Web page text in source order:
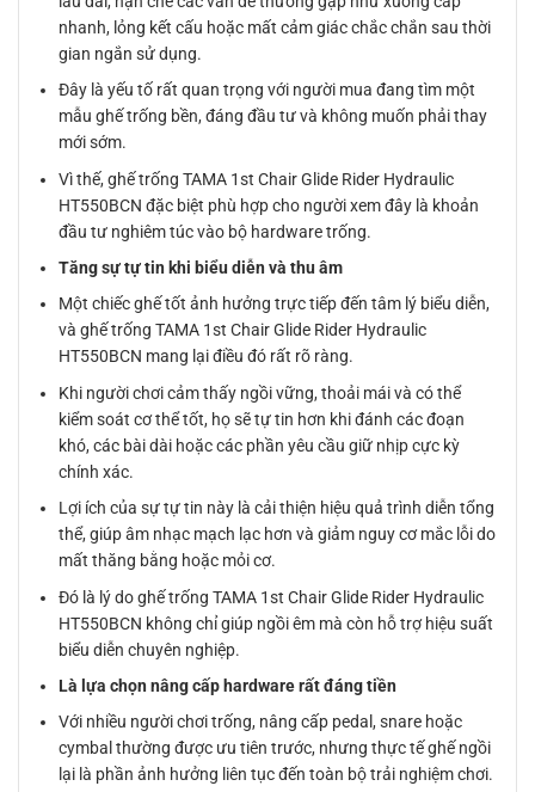
nhanh, lỏng kết cấu hoặc mất cảm giác chắc chắn sau thời
gian ngắn sử dụng.
Đây là yếu tố rất quan trọng với người mua đang tìm một
mẫu ghế trống bền, đáng đầu tư và không muốn phải thay
mới sớm.
Vì thế, ghế trống TAMA 1st Chair Glide Rider Hydraulic
HT550BCN đặc biệt phù hợp cho người xem đây là khoản
đầu tư nghiêm túc vào bộ hardware trống.
Tăng sự tự tin khi biểu diễn và thu âm
Một chiếc ghế tốt ảnh hưởng trực tiếp đến tâm lý biểu diễn,
và ghế trống TAMA 1st Chair Glide Rider Hydraulic
HT550BCN mang lại điều đó rất rõ ràng.
Khi người chơi cảm thấy ngồi vững, thoải mái và có thể
kiểm soát cơ thể tốt, họ sẽ tự tin hơn khi đánh các đoạn
khó, các bài dài hoặc các phần yêu cầu giữ nhịp cực kỳ
chính xác.
Lợi ích của sự tự tin này là cải thiện hiệu quả trình diễn tổng
thể, giúp âm nhạc mạch lạc hơn và giảm nguy cơ mắc lỗi do
mất thăng bằng hoặc mỏi cơ.
Đó là lý do ghế trống TAMA 1st Chair Glide Rider Hydraulic
HT550BCN không chỉ giúp ngồi êm mà còn hỗ trợ hiệu suất
biểu diễn chuyên nghiệp.
Là lựa chọn nâng cấp hardware rất đáng tiền
Với nhiều người chơi trống, nâng cấp pedal, snare hoặc
cymbal thường được ưu tiên trước, nhưng thực tế ghế ngồi
lại là phần ảnh hưởng liên tục đến toàn bộ trải nghiệm chơi.